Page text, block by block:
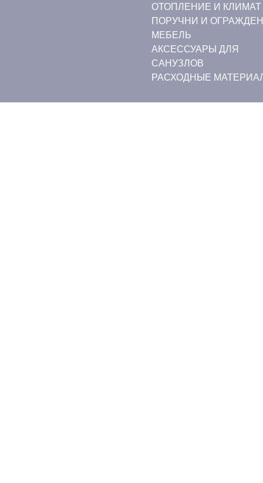
ОТОПЛЕНИЕ И КЛИМАТ
ПОРУЧНИ И
МЕБЕЛЬ
АКСЕССУАРЫ ДЛЯ
САНУЗЛОВ
РАСХОДНЫЕ